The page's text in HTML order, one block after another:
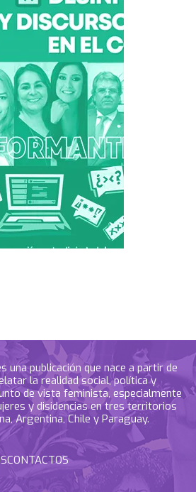
una publicación que nace a partir de
la realidad social, política y
de vista feminista, especialmente
y disidencias en tres territorios
Argentina, Chile y Paraguay.
CONTACTOS